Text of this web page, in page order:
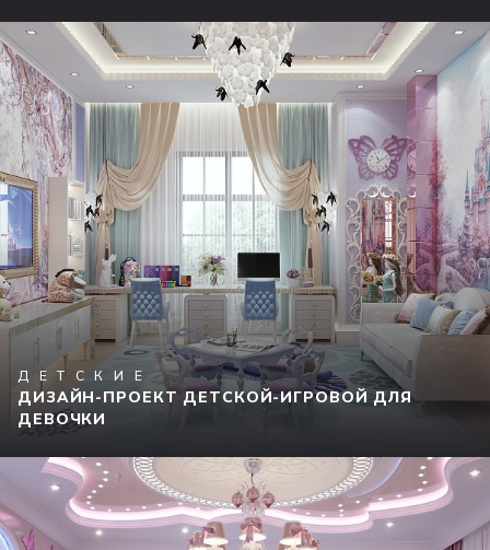
ДЕТСКИЕ
ДИЗАЙН-ПРОЕКТ ДЕТСКОЙ-ИГРОВОЙ ДЛЯ
ДЕВОЧКИ